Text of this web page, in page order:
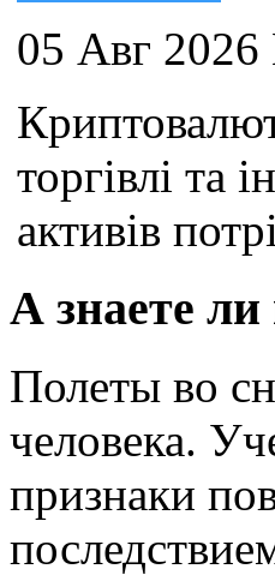
05 Авг
торгівлі та
активів
А знаете
Полеты во
человека.
признаки